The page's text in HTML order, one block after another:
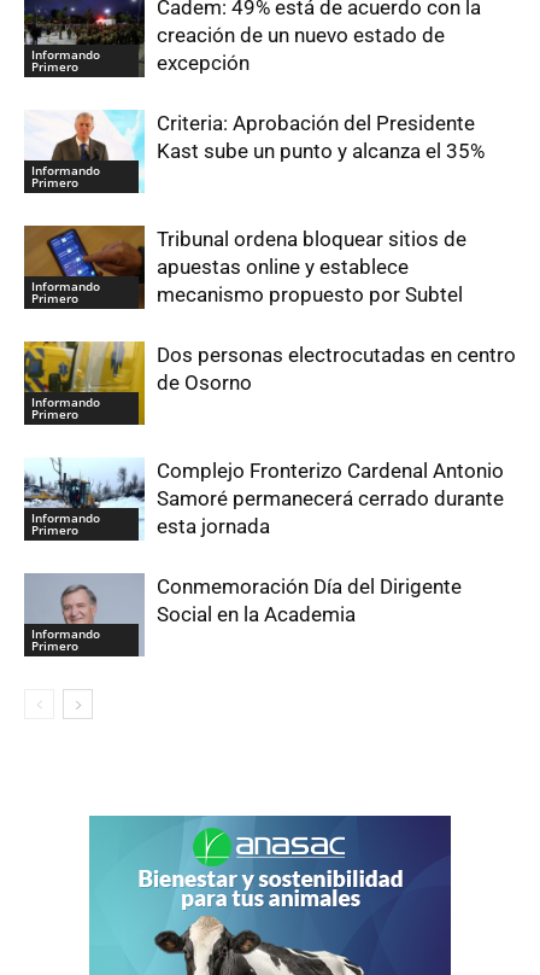
Informando
Primero
Cadem: 49% está de acuerdo con la
creación de un nuevo estado de
excepción
Informando
Primero
Criteria: Aprobación del Presidente
Kast sube un punto y alcanza el 35%
Informando
Primero
Tribunal ordena bloquear sitios de
apuestas online y establece
mecanismo propuesto por Subtel
Informando
Primero
Dos personas electrocutadas en centro
de Osorno
Informando
Primero
Complejo Fronterizo Cardenal Antonio
Samoré permanecerá cerrado durante
esta jornada
Informando
Primero
Conmemoración Día del Dirigente
Social en la Academia